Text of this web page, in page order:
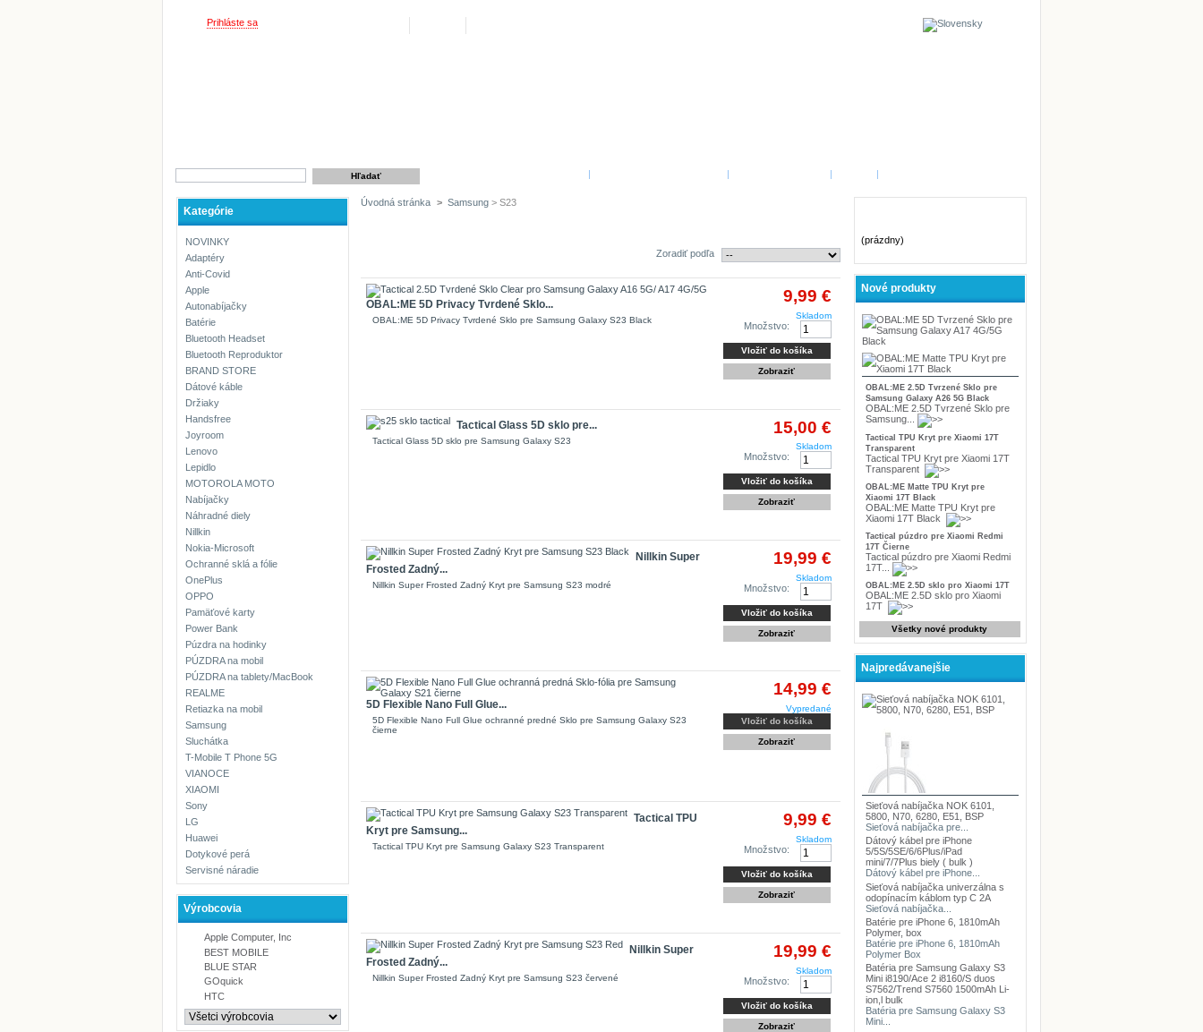
Prihláste sa
Kategórie
NOVINKY
Adaptéry
Anti-Covid
Apple
Autonabíjačky
Batérie
Bluetooth Headset
Bluetooth Reproduktor
BRAND STORE
Dátové káble
Držiaky
Handsfree
Joyroom
Lenovo
Lepidlo
MOTOROLA MOTO
Nabíjačky
Náhradné diely
Nillkin
Nokia-Microsoft
Ochranné sklá a fólie
OnePlus
OPPO
Pamäťové karty
Power Bank
Púzdra na hodinky
PÚZDRA na mobil
PÚZDRA na tablety/MacBook
REALME
Retiazka na mobil
Samsung
Sluchátka
T-Mobile T Phone 5G
VIANOCE
XIAOMI
Sony
LG
Huawei
Dotykové perá
Servisné náradie
Výrobcovia
Apple Computer, Inc
BEST MOBILE
BLUE STAR
GOquick
HTC
Úvodná stránka > Samsung > S23
Zoradiť podľa
OBAL:ME 5D Privacy Tvrdené Sklo...
OBAL:ME 5D Privacy Tvrdené Sklo pre Samsung Galaxy S23 Black
9,99 €
Skladom
Množstvo:
Vložiť do košíka
Zobraziť
Tactical Glass 5D sklo pre...
Tactical Glass 5D sklo pre Samsung Galaxy S23
15,00 €
Skladom
Množstvo:
Vložiť do košíka
Zobraziť
Nillkin Super
Frosted Zadný...
Nillkin Super Frosted Zadný Kryt pre Samsung S23 modré
19,99 €
Skladom
Množstvo:
Vložiť do košíka
Zobraziť
5D Flexible Nano Full Glue...
5D Flexible Nano Full Glue ochranné predné Sklo pre Samsung Galaxy S23
čierne
14,99 €
Vypredané
Vložiť do košíka
Zobraziť
Tactical TPU
Kryt pre Samsung...
Tactical TPU Kryt pre Samsung Galaxy S23 Transparent
9,99 €
Skladom
Množstvo:
Vložiť do košíka
Zobraziť
Nillkin Super
Frosted Zadný...
Nillkin Super Frosted Zadný Kryt pre Samsung S23 červené
19,99 €
Skladom
Množstvo:
Vložiť do košíka
Zobraziť
(prázdny)
Nové produkty
OBAL:ME 2.5D Tvrzené Sklo pre
Samsung Galaxy A26 5G Black
OBAL:ME 2.5D Tvrzené Sklo pre
Samsung...
Tactical TPU Kryt pre Xiaomi 17T
Transparent
Tactical TPU Kryt pre Xiaomi 17T
Transparent
OBAL:ME Matte TPU Kryt pre
Xiaomi 17T Black
OBAL:ME Matte TPU Kryt pre
Xiaomi 17T Black
Tactical púzdro pre Xiaomi Redmi
17T Čierne
Tactical púzdro pre Xiaomi Redmi
17T...
OBAL:ME 2.5D sklo pro Xiaomi 17T
OBAL:ME 2.5D sklo pro Xiaomi
17T
Všetky nové produkty
Najpredávanejšie
Sieťová nabíjačka NOK 6101,
5800, N70, 6280, E51, BSP
Sieťová nabíjačka pre...
Dátový kábel pre iPhone
5/5S/5SE/6/6Plus/iPad
mini/7/7Plus biely ( bulk )
Dátový kábel pre iPhone...
Sieťová nabíjačka univerzálna s
odopínacím káblom typ C 2A
Sieťová nabíjačka...
Batérie pre iPhone 6, 1810mAh
Polymer, box
Batérie pre iPhone 6, 1810mAh
Polymer Box
Batéria pre Samsung Galaxy S3
Mini i8190/Ace 2 i8160/S duos
S7562/Trend S7560 1500mAh Li-
ion,l bulk
Batéria pre Samsung Galaxy S3
Mini...